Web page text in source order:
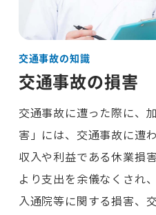
交通事故の知識
交通事故の損害
交通事故に遭った際に、
害」には、交通事故に遭
収入や利益である休業損
より支出を余儀なくされ
入通院等に関する損害、